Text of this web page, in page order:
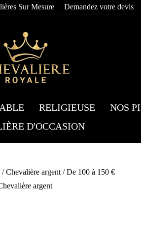
Sur Mesure Demandez votre devis
RELIGIEUSE NOS
D'OCCASION
/ Chevalière argent / De 100 à 150 €
argent